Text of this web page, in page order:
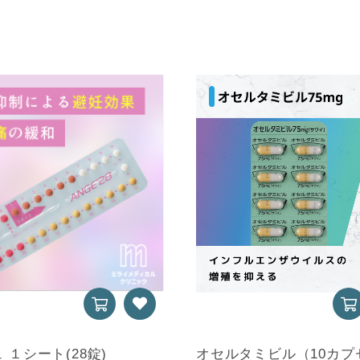
１シート(28錠) オセルタミビル（10カプ